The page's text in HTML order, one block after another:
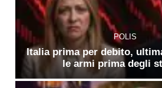
POLIS
Italia prima per debito,
le armi prima degli